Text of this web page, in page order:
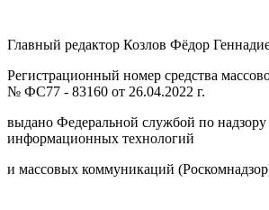
Главный редактор Козлов Фёдор
Регистрационный номер средства
№ ФС77 - 83160 от 26.04.2022 г.
выдано Федеральной службой по надзору
информационных технологий
и массовых коммуникаций